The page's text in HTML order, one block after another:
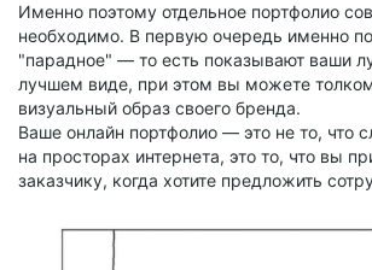
Именно поэтому отдельное портфолио
необходимо. В первую очередь именно
"парадное" — то есть показывают ваши
лучшем виде, при этом вы можете
визуальный образ своего бренда.
Ваше онлайн портфолио — это не то, что
на просторах интернета, это то, что вы
заказчику, когда хотите предложить